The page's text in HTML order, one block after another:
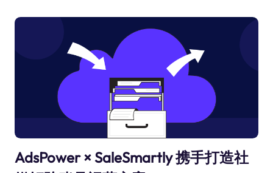
AdsPower × SaleSmartly 携手打造社